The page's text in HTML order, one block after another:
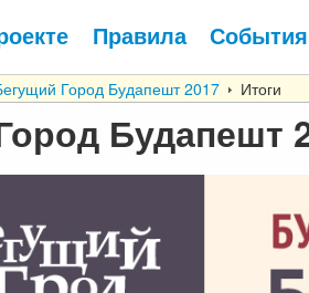
Правила События
Город Будапешт 2017 Итоги
Будапешт